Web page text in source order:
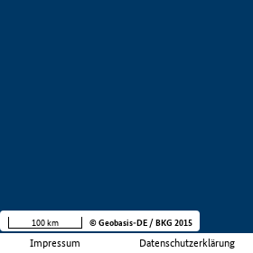
Impressum Datenschutzerklärung
100 km © Geobasis-DE / BKG 2015